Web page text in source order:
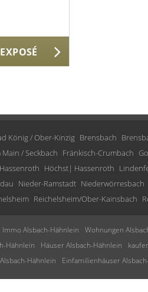
König / Ober-Kinzig Brensbach
/ Seckbach Fränkisch-Crumbach
Höchst| Hassenroth
Nieder-Ramstadt Niederwörresbach
Reichelsheim/Ober-Kainsbach
Immo Alsbach-Hähnlein Wohnungen
Hähnlein Häuser Alsbach-Hähnlein
Hähnlein Einfamilienhäuser